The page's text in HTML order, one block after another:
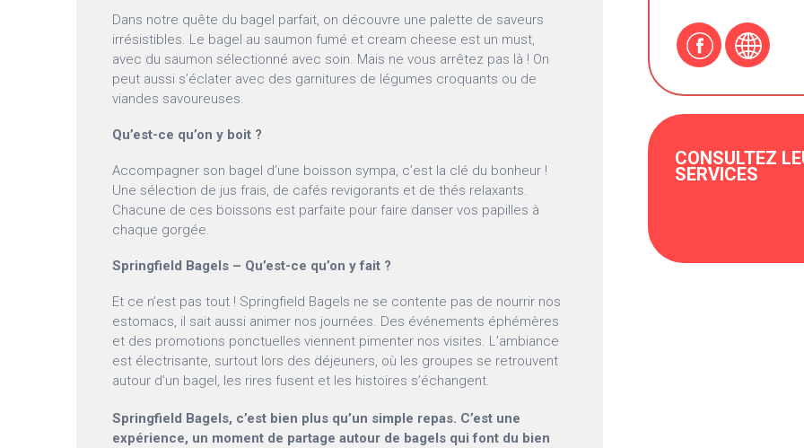
Dans notre quête du bagel parfait, on découvre une palette de saveurs
irrésistibles. Le bagel au saumon fumé et cream cheese est un must,
avec du saumon sélectionné avec soin. Mais ne vous arrêtez pas là ! On
peut aussi s’éclater avec des garnitures de légumes croquants ou de
viandes savoureuses.
Qu’est-ce qu’on y boit ?
Accompagner son bagel d’une boisson sympa, c’est la clé du bonheur !
Une sélection de jus frais, de cafés revigorants et de thés relaxants.
Chacune de ces boissons est parfaite pour faire danser vos papilles à
chaque gorgée.
Springfield Bagels – Qu’est-ce qu’on y fait ?
Et ce n’est pas tout ! Springfield Bagels ne se contente pas de nourrir nos
estomacs, il sait aussi animer nos journées. Des événements éphémères
et des promotions ponctuelles viennent pimenter nos visites. L’ambiance
est électrisante, surtout lors des déjeuners, où les groupes se retrouvent
autour d’un bagel, les rires fusent et les histoires s’échangent.
Springfield Bagels, c’est bien plus qu’un simple repas. C’est une
expérience, un moment de partage autour de bagels qui font du bien
CONSULTEZ
SERVICES